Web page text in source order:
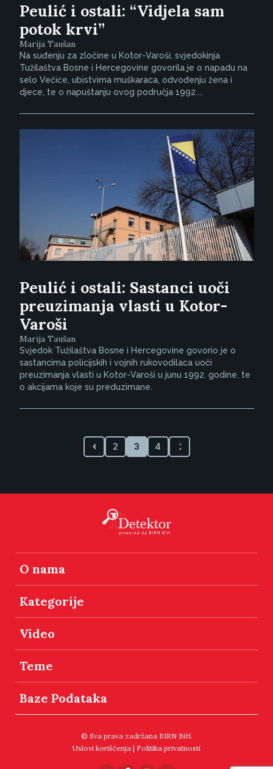
Peulić i ostali: “Vidjela sam
potok krvi”
Marija Taušan
Na suđenju za zločine u Kotor-Varoši, svjedokinja
Tužilaštva Bosne i Hercegovine govorila je o napadu na
selo Večiće, ubistvima muškaraca, odvođenju žena i
djece, te o napuštanju ovog područja 1992....
Peulić i ostali: Sastanci uoči
preuzimanja vlasti u Kotor-
Varoši
Marija Taušan
Svjedok Tužilaštva Bosne i Hercegovine govorio je o
sastancima policijskih i vojnih rukovodilaca uoči
preuzimanja vlasti u Kotor-Varoši u junu 1992. godine, te
o akcijama koje su preduzimane.
2 3 4
O nama
Kategorije
Video
Teme
Baze Podataka
© Sva prava zadržana BIRN BiH.
Uslovi korišćenja | Politika privatnosti